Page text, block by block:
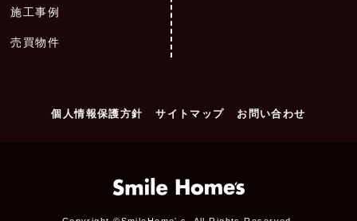
施工事例
売買物件
個人情報保護方針 サイトマップ お問い合わせ